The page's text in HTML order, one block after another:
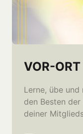
VOR-
Lerne, übe
den Besten
deiner